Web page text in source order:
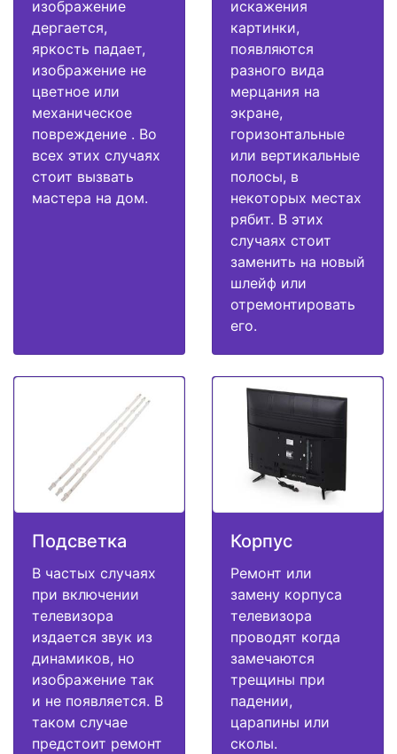
изображение
дергается,
яркость падает,
изображение не
цветное или
механическое
повреждение . Во
всех этих случаях
стоит вызвать
мастера на дом.
искажения
картинки,
появляются
разного вида
мерцания на
экране,
горизонтальные
или вертикальные
полосы, в
некоторых местах
рябит. В этих
случаях стоит
заменить на новый
шлейф или
отремонтировать
его.
Подсветка
В частых случаях
при включении
телевизора
издается звук из
динамиков, но
изображение так
и не появляется. В
таком случае
предстоит ремонт
Корпус
Ремонт или
замену корпуса
телевизора
проводят когда
замечаются
трещины при
падении,
царапины или
сколы.